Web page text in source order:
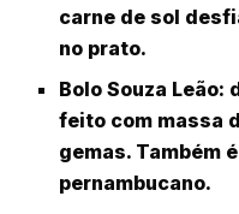
carne de sol
no prato.
Bolo Souza Leão:
feito com massa
gemas. Também
pernambucano.